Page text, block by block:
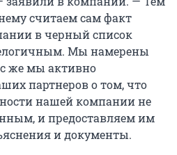
считаем сам факт
в черный список
Мы намерены
же мы активно
партнеров о том, что
нашей компании не
и предоставляем им
и документы.